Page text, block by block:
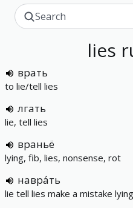
lies
врать
to lie/tell lies
лгать
lie, tell lies
враньё
lying, fib, lies, nonsense, rot
навра́ть
lie tell lies make a mistake lying